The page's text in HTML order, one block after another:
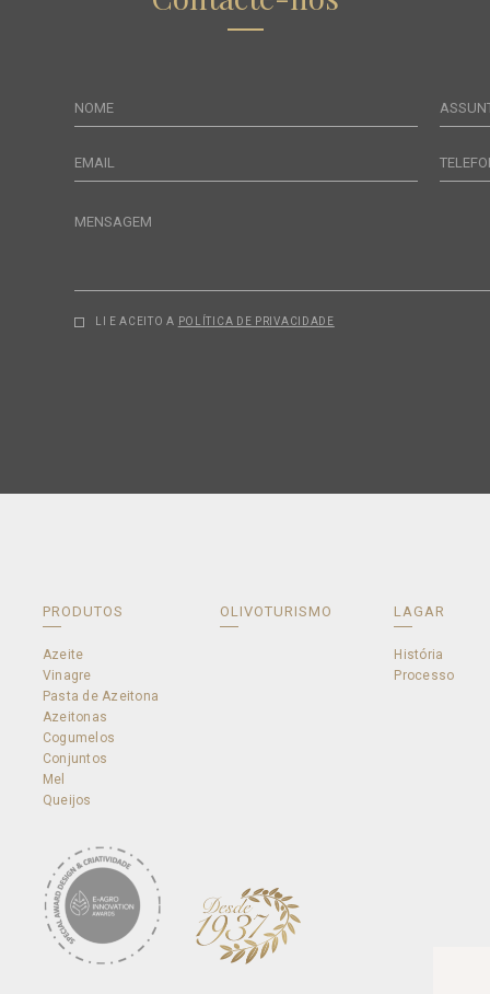
NOME
EMAIL
MENSAGEM
LI E ACEITO A POLÍTICA DE PRIVACIDADE
PRODUTOS
Azeite
Vinagre
Pasta de Azeitona
Azeitonas
Cogumelos
Conjuntos
Mel
Queijos
OLIVOTURISMO LAGAR
História
Processo